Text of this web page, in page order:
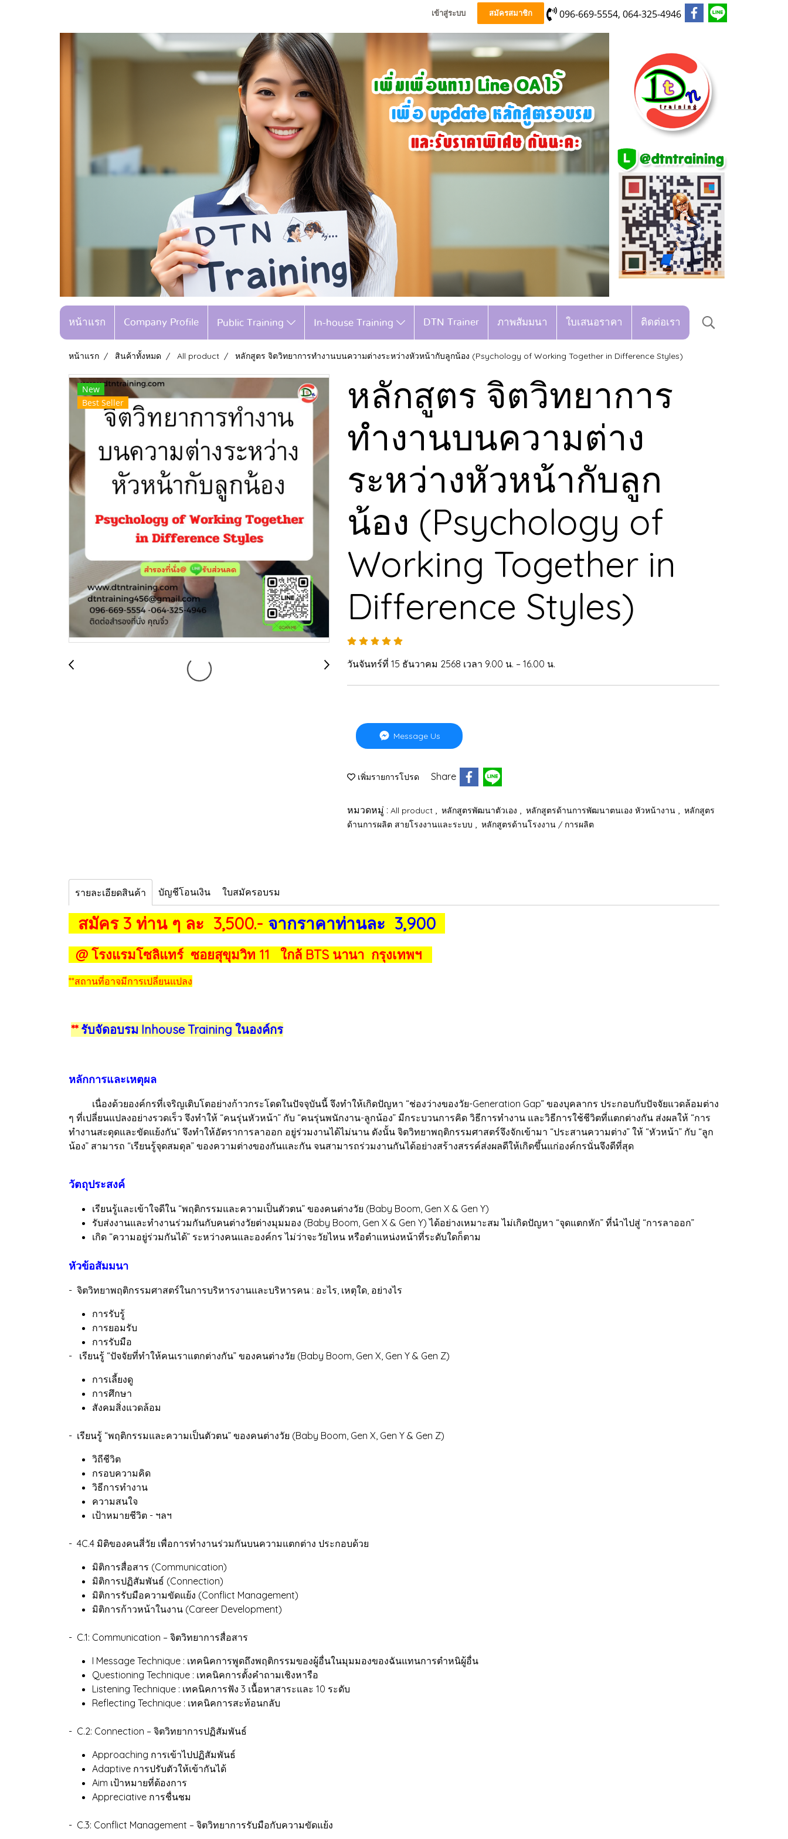
เข้าสู่ระบบ สมัครสมาชิก 096-669-5554, 064-325-4946
หน้าแรก Company Profile Public Training In-house Training DTN Trainer ภาพสัมมนา ใบเสนอราคา ติดต่อเรา
หน้าแรก สินค้าทั้งหมด All product หลักสูตร จิตวิทยาการทำงานบนความต่างระหว่างหัวหน้ากับลูกน้อง (Psychology of Working Together in Difference Styles)
New
Best Seller
หลักสูตร จิตวิทยาการ
ทำงานบนความต่าง
ระหว่างหัวหน้ากับลูก
น้อง (Psychology of
Working Together in
Difference Styles)
วันจันทร์ที่ 15 ธันวาคม 2568 เวลา 9.00 น. – 16.00 น.
Message Us
เพิ่มรายการโปรด Share
หมวดหมู่ : All product หลักสูตรพัฒนาตัวเอง หลักสูตรด้านการพัฒนาตนเอง หัวหน้างาน
หลักสูตร
ด้านการผลิต สายโรงงานและระบบ
หลักสูตรด้านโรงงาน / การผลิต
รายละเอียดสินค้า บัญชีโอนเงิน ใบสมัครอบรม
สมัคร 3 ท่าน ๆ ละ 3,500.- จากราคาท่านละ 3,900
@ โรงแรมโซลิแทร์ ซอยสุขุมวิท 11 ใกล้ BTS นานา กรุงเทพฯ
**สถานที่อาจมีการเปลี่ยนแปลง
**รับจัดอบรม Inhouse Training ในองค์กร
หลักการและเหตุผล
เนื่องด้วยองค์กรที่เจริญเติบโตอย่างก้าวกระโดดในปัจจุบันนี้ จึงทำให้เกิดปัญหา “ช่องว่างของวัย-Generation Gap” ของบุคลากร ประกอบกับปัจจัยแวดล้อมต่าง
ๆ ที่เปลี่ยนแปลงอย่างรวดเร็ว จึงทำให้ “คนรุ่นหัวหน้า” กับ “คนรุ่นพนักงาน-ลูกน้อง” มีกระบวนการคิด วิธีการทำงาน และวิธีการใช้ชีวิตที่แตกต่างกัน ส่งผลให้ “การ
ทำงานสะดุดและขัดแย้งกัน” จึงทำให้อัตราการลาออก อยู่ร่วมงานได้ไม่นาน ดังนั้น จิตวิทยาพฤติกรรมศาสตร์จึงจักเข้ามา “ประสานความต่าง” ให้ “หัวหน้า” กับ “ลูก
น้อง” สามารถ “เรียนรู้จุดสมดุล” ของความต่างของกันและกัน จนสามารถร่วมงานกันได้อย่างสร้างสรรค์ส่งผลดีให้เกิดขึ้นแก่องค์กรนั่นจึงดีที่สุด
วัตถุประสงค์
เรียนรู้และเข้าใจดีใน “พฤติกรรมและความเป็นตัวตน” ของคนต่างวัย (Baby Boom, Gen X & Gen Y)
รับส่งงานและทำงานร่วมกันกับคนต่างวัยต่างมุมมอง (Baby Boom, Gen X & Gen Y) ได้อย่างเหมาะสม ไม่เกิดปัญหา “จุดแตกหัก” ที่นำไปสู่ “การลาออก”
เกิด “ความอยู่ร่วมกันได้” ระหว่างคนและองค์กร ไม่ว่าจะวัยไหน หรือตำแหน่งหน้าที่ระดับใดก็ตาม
หัวข้อสัมมนา
- จิตวิทยาพฤติกรรมศาสตร์ในการบริหารงานและบริหารคน : อะไร, เหตุใด, อย่างไร
การรับรู้
การยอมรับ
การรับมือ
- เรียนรู้ “ปัจจัยที่ทำให้คนเราแตกต่างกัน” ของคนต่างวัย (Baby Boom, Gen X, Gen Y & Gen Z)
การเลี้ยงดู
การศึกษา
สังคมสิ่งแวดล้อม
- เรียนรู้ “พฤติกรรมและความเป็นตัวตน” ของคนต่างวัย (Baby Boom, Gen X, Gen Y & Gen Z)
วิถีชีวิต
กรอบความคิด
วิธีการทำงาน
ความสนใจ
เป้าหมายชีวิต - ฯลฯ
- 4C.4 มิติของคนสี่วัย เพื่อการทำงานร่วมกันบนความแตกต่าง ประกอบด้วย
มิติการสื่อสาร (Communication)
มิติการปฏิสัมพันธ์ (Connection)
มิติการรับมือความขัดแย้ง (Conflict Management)
มิติการก้าวหน้าในงาน (Career Development)
- C.1: Communication – จิตวิทยาการสื่อสาร
I Message Technique : เทคนิคการพูดถึงพฤติกรรมของผู้อื่นในมุมมองของฉันแทนการตำหนิผู้อื่น
Questioning Technique : เทคนิคการตั้งคำถามเชิงหารือ
Listening Technique : เทคนิคการฟัง 3 เนื้อหาสาระและ 10 ระดับ
Reflecting Technique : เทคนิคการสะท้อนกลับ
- C.2: Connection – จิตวิทยาการปฏิสัมพันธ์
Approaching การเข้าไปปฏิสัมพันธ์
Adaptive การปรับตัวให้เข้ากันได้
Aim เป้าหมายที่ต้องการ
Appreciative การชื่นชม
- C.3: Conflict Management – จิตวิทยาการรับมือกับความขัดแย้ง